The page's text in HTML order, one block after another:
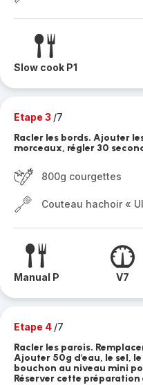
Slow cook P1
Etape 3 /7
Racler les bords. Ajouter
morceaux, régler 30
800g courgettes
Couteau hachoir «
Manual P V7
Etape 4 /7
Racler les parois.
Ajouter 50g d'eau, le sel,
bouchon au niveau mini
Réserver cette